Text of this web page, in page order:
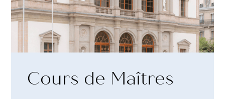
Cours de Maîtres